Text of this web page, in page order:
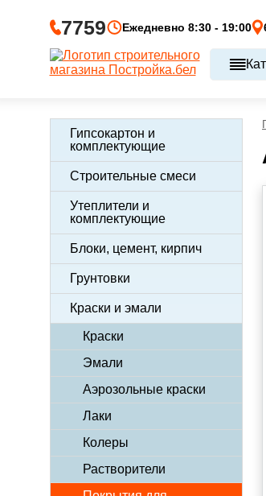
7759 Ежедневно 8:30 - 19:00
Гипсокартон и
комплектующие
Строительные смеси
Утеплители и
комплектующие
Блоки, цемент, кирпич
Грунтовки
Краски и эмали
Краски
Эмали
Аэрозольные краски
Лаки
Колеры
Растворители